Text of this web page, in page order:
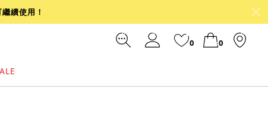
續使用！
0 0